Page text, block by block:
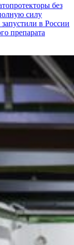
без
силу
в России
препарата